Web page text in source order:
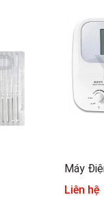
Máy
Liên hệ